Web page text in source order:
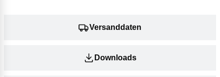
Versanddaten
Downloads